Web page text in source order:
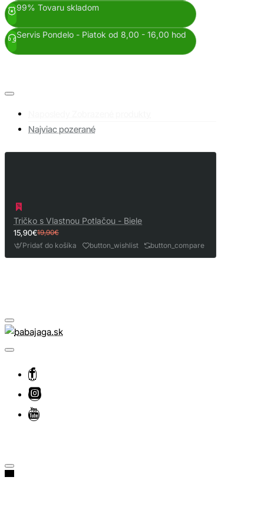
99% Tovaru skladom
Servis Pondelo - Piatok od 8,00 - 16,00 hod
Najviac pozerané
Tričko s Vlastnou Potlačou - Biele
15,90€19,90€
Pridať do košíka button_wishlist button_compare